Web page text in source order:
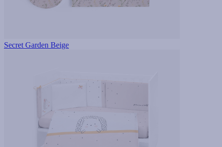
Secret Garden Beige